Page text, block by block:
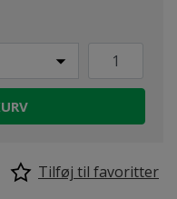
Tilføj til favoritter